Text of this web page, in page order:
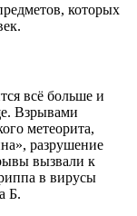
которых
всё больше и
Взрывами
метеорита,
разрушение
вызвали к
в вирусы
Б.